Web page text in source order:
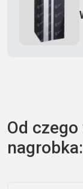
Od
nagrobka: